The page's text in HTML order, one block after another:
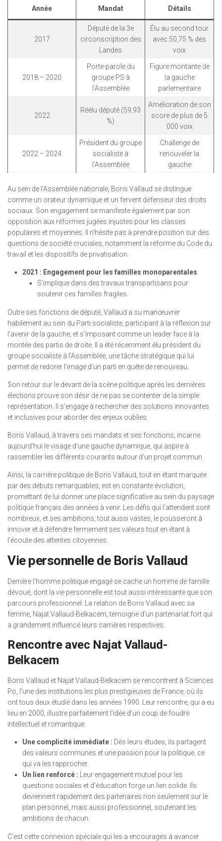
Année Mandat Détails
2017
Député de la 3e
circonscription des
Landes
Élu au second tour
avec 50,75 % des
voix
2018 – 2020
Porte-parole du
groupe PS à
l’Assemblée
Figure montante de
la gauche
parlementaire
2022
Réélu député (59,93
%)
Amélioration de son
score de plus de 5
000 voix
2022 – 2024
Président du groupe
socialiste à
l’Assemblée
Challenge de
renouveler la
gauche
Au sein de l’Assemblée nationale, Boris Vallaud se distingue
comme un orateur dynamique et un fervent défenseur des droits
sociaux. Son engagement se manifeste également par son
opposition aux réformes jugées injustes pour les classes
populaires et moyennes. Il n’hésite pas à prendre position sur des
questions de société cruciales, notamment la réforme du Code du
travail et les dispositifs de privatisation.
2021 : Engagement pour les familles monoparentales
S’implique dans des travaux transpartisans pour
soutenir ces familles fragiles.
Outre ses fonctions de député, Vallaud a su manœuvrer
habilement au sein du Parti socialiste, participant à la réflexion sur
l’avenir de la gauche, et s’imposant comme un leader face à la
montée des partis de droite. Il a été récemment élu président du
groupe socialiste à l’Assemblée, une tâche stratégique qui lui
permet de redorer l’image d’un parti en quête de renouveau.
Son retour sur le devant de la scène politique après les dernières
élections prouve son désir de ne pas se contenter de la simple
représentation. Il s’engage à rechercher des solutions innovantes
et inclusives pour aborder des enjeux oublies.
Boris Vallaud, à travers ses mandats et ses fonctions, incarne
aujourd’hui le visage d’une gauche dynamique, qui aspire à
rassembler les différents courants autour d’un projet commun.
Ainsi, la carrière politique de Boris Vallaud, tout en étant marquée
par des débuts remarquables, est en constante évolution,
promettant de lui donner une place significative au sein du paysage
politique français des années à venir. Les défis qui l’attendent sont
nombreux, et ses ambitions, tout aussi vastes, le pousseront à
innover et à défendre fermement ses valeurs tout en étant à
l’écoute des attentes citoyennes.
Vie personnelle de Boris Vallaud
Derrière l’homme politique engagé se cache un homme de famille
dévoué, dont la vie personnelle est tout aussi intéressante que son
parcours professionnel. La relation de Boris Vallaud avec sa
femme, Najat Vallaud-Belkacem, témoigne d’un partenariat fort qui
a grandement influencé leurs carrières respectives.
Rencontre avec Najat Vallaud-
Belkacem
Boris Vallaud et Najat Vallaud-Belkacem se rencontrent à Sciences
Po, l’une des institutions les plus prestigieuses de France, où ils
ont tous deux étudié dans les années 1990. Leur rencontre, qui a eu
lieu en 2000, illustre parfaitement l’idée d’un coup de foudre
intellectuel et romantique.
Une complicité immédiate : Dès leurs études, ils partagent
des valeurs communes et une passion pour la politique, ce
qui va les rapprocher.
Un lien renforcé : Leur engagement mutuel pour les
questions sociales et d’éducation forge un lien solide. Ils
deviennent rapidement des partenaires non seulement sur le
plan personnel, mais aussi professionnel, soutenant les
ambitions de chacun.
C’est cette connexion spéciale qui les a encouragés à avancer